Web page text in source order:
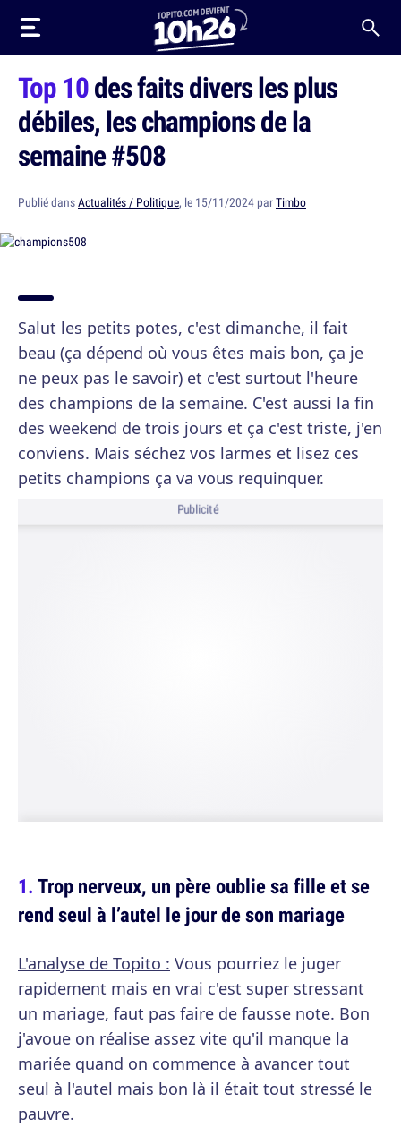
Top 10des faits divers les plus
débiles, les champions de la
semaine #508
Publié dansActualités / Politique, le 15/11/2024 parTimbo
Salut les petits potes, c'est dimanche, il fait
beau (ça dépend où vous êtes mais bon, ça je
ne peux pas le savoir) et c'est surtout l'heure
des champions de la semaine. C'est aussi la fin
des weekend de trois jours et ça c'est triste, j'en
conviens. Mais séchez vos larmes et lisez ces
petits champions ça va vous requinquer.
Publicité
Trop nerveux, un père oublie sa fille et se
rend seul à l’autel le jour de son mariage
L'analyse de Topito : Vous pourriez le juger
rapidement mais en vrai c'est super stressant
un mariage, faut pas faire de fausse note. Bon
j'avoue on réalise assez vite qu'il manque la
mariée quand on commence à avancer tout
seul à l'autel mais bon là il était tout stressé le
pauvre.